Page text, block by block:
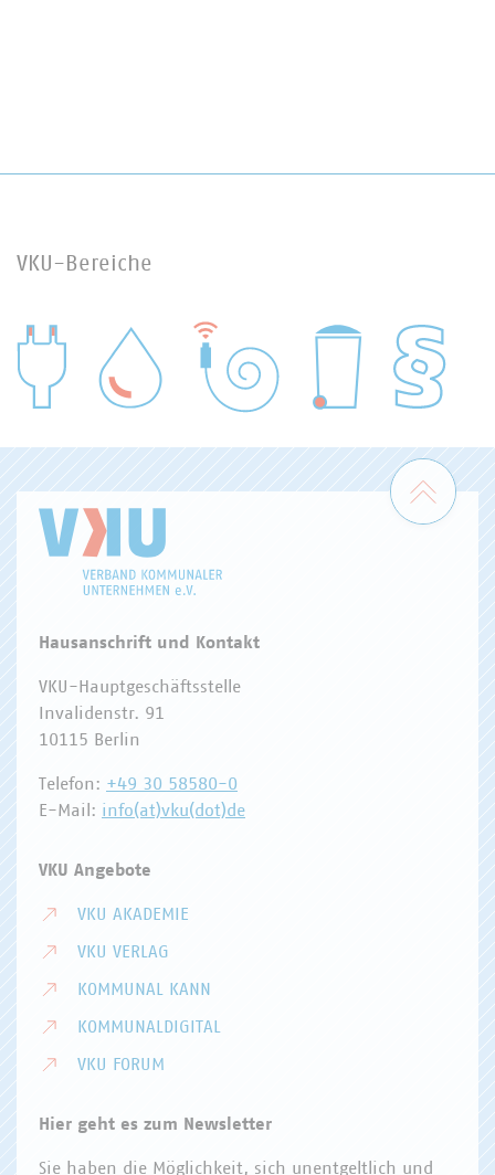
VKU-Bereiche
WASSER/ABWASSER
Zum
Hausanschrift und Kontakt
VKU-Hauptgeschäftsstelle
Invalidenstr. 91
10115 Berlin
Telefon: +49 30 58580-0
E-Mail: info(at)vku(dot)de
VKU Angebote
VKU AKADEMIE
VKU VERLAG
KOMMUNAL KANN
KOMMUNALDIGITAL
VKU FORUM
Hier geht es zum Newsletter
Sie haben die Möglichkeit, sich unentgeltlich und